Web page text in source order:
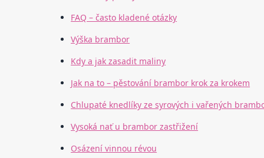
FAQ – často kladené otázky
Výška brambor
Kdy a jak zasadit maliny
Jak na to – pěstování brambor krok za krokem
Chlupaté knedlíky ze syrových i vařených
Vysoká nať u brambor zastřižení
Osázení vinnou révou